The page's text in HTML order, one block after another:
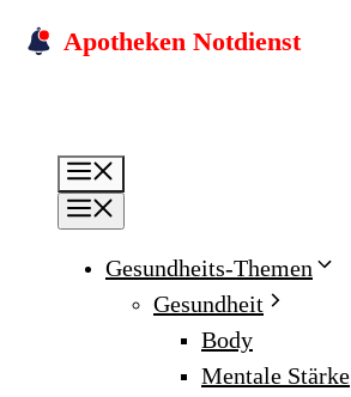
Skip
Apotheken Notdienst
Gesundheits-Themen
Gesundheit
Body
Mentale Stärke